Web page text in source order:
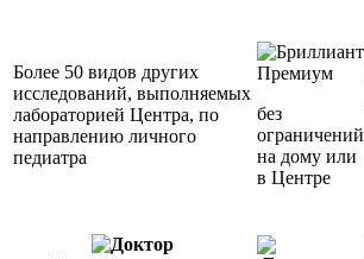
Более 50 видов других
исследований, выполняемых
лабораторией Центра, по
направлению личного
педиатра
Премиум
без
ограничений
на дому или
в Центре